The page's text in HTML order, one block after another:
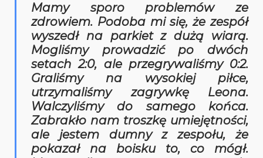
Mamy sporo problemów ze
zdrowiem. Podoba mi się, że zespół
wyszedł na parkiet z dużą wiarą.
Mogliśmy prowadzić po dwóch
setach 2:0, ale przegrywaliśmy 0:2.
Graliśmy na wysokiej piłce,
utrzymaliśmy zagrywkę Leona.
Walczyliśmy do samego końca.
Zabrakło nam troszkę umiejętności,
ale jestem dumny z zespołu, że
pokazał na boisku to, co mógł.